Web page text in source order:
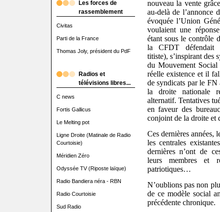
Les forces de
rassemblement
Civitas
Parti de la France
Thomas Joly, président du PdF
Radios et
télévisions libres...
C news
Fortis Gallicus
Le Melting pot
Ligne Droite (Matinale de Radio
Courtoisie)
Méridien Zéro
Odyssée TV (Riposte laïque)
Radio Bandiera néra - RBN
Radio Courtoisie
Sud Radio
nouveau la vente
au-delà de l’annonce
évoquée l’Union
voulaient une
étant sous le contrôle
la CFDT défendait
titiste), s’inspirant des
du Mouvement
réelle existence et il
de syndicats par le
la droite nationale
alternatif. Tentatives
en faveur des
conjoint de la droite et
Ces dernières années,
les centrales
dernières n’ont de
leurs membres et
patriotiques…
N’oublions pas non
de ce modèle social
précédente chronique.